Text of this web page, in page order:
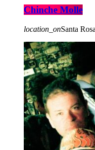
Chinche Molle
location_onSanta Rosa